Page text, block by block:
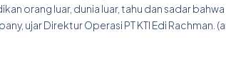
orang luar, dunia luar, tahu dan sadar
ujar Direktur Operasi PT KTI Edi Rachman.